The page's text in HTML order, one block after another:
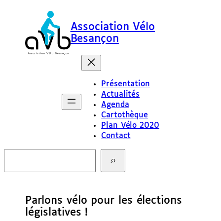
Association Vélo
Besançon
Présentation
Actualités
Agenda
Cartothèque
Plan Vélo 2020
Contact
c
Parlons vélo pour les élections
législatives !